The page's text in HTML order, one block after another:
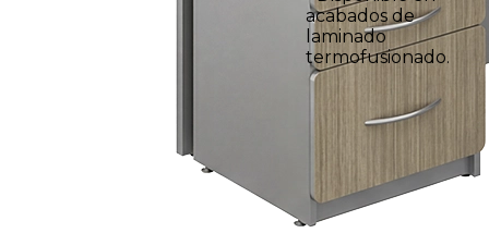
acabados de
laminado
termofusionado.